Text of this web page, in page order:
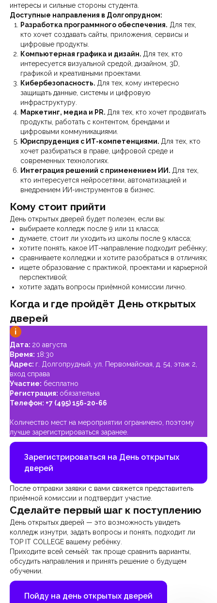
интересы и сильные стороны студента.
Доступные направления в Долгопрудном:
Разработка программного обеспечения. Для тех,
кто хочет создавать сайты, приложения, сервисы и
цифровые продукты.
Компьютерная графика и дизайн. Для тех, кто
интересуется визуальной средой, дизайном, 3D,
графикой и креативными проектами.
Кибербезопасность. Для тех, кому интересно
защищать данные, системы и цифровую
инфраструктуру.
Маркетинг, медиа и PR. Для тех, кто хочет продвигать
продукты, работать с контентом, брендами и
цифровыми коммуникациями.
Юриспруденция с ИТ-компетенциями. Для тех, кто
хочет разбираться в праве, цифровой среде и
современных технологиях.
Интеграция решений с применением ИИ. Для тех,
кто интересуется нейросетями, автоматизацией и
внедрением ИИ-инструментов в бизнес.
Кому стоит прийти
День открытых дверей будет полезен, если вы:
выбираете колледж после 9 или 11 класса;
думаете, стоит ли уходить из школы после 9 класса;
хотите понять, какое ИТ-направление подходит ребёнку;
сравниваете колледжи и хотите разобраться в отличиях;
ищете образование с практикой, проектами и карьерной
перспективой;
хотите задать вопросы приёмной комиссии лично.
Когда и где пройдёт День открытых
дверей
Дата: 20 августа
Время: 18:30
Адрес: г. Долгопрудный, ул. Первомайская, д. 54, этаж 2,
вход справа
Участие: бесплатно
Регистрация: обязательна
Телефон: +7 (495) 156-20-66
Количество мест на мероприятии ограничено, поэтому
лучше зарегистрироваться заранее.
Зарегистрироваться на День открытых
дверей
После отправки заявки с вами свяжется представитель
приёмной комиссии и подтвердит участие.
Сделайте первый шаг к поступлению
День открытых дверей — это возможность увидеть
колледж изнутри, задать вопросы и понять, подходит ли
TOP IT COLLEGE вашему ребёнку.
Приходите всей семьёй: так проще сравнить варианты,
обсудить направления и принять решение о будущем
обучении.
Пойду на день открытых дверей